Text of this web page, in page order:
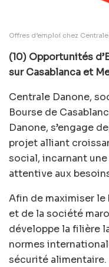
Offres d’emploi chez
(10) Opportunités
sur Casablanca et
Centrale Danone,
Bourse de
Danone, s’engage
projet alliant
social, incarnant
attentive aux
Afin de maximiser
et de la société
développe la filière
normes
sécurité alimentaire.